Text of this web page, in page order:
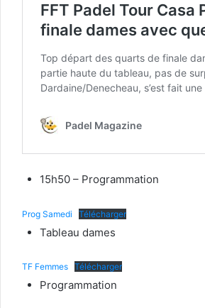
15h50 – Programmation
Prog Samedi Télécharger
Tableau dames
TF Femmes Télécharger
Programmation